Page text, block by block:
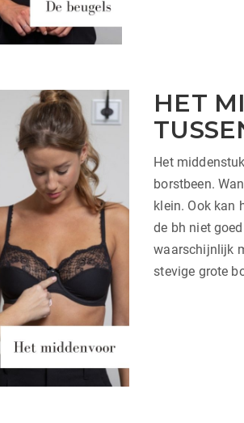
HET
Het
borstbeen.
klein. Ook kan
de bh niet
waarschijnlijk
stevige grote